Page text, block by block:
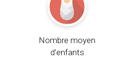
Nombre moyen
d'enfants